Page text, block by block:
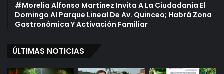
#Morelia Alfonso Martínez Invita A La Ciudadania El
Domingo Al Parque Lineal De Av. Quinceo; Habrá Zona
Gastronómica Y Activación Familiar
ÚLTIMAS NOTICIAS